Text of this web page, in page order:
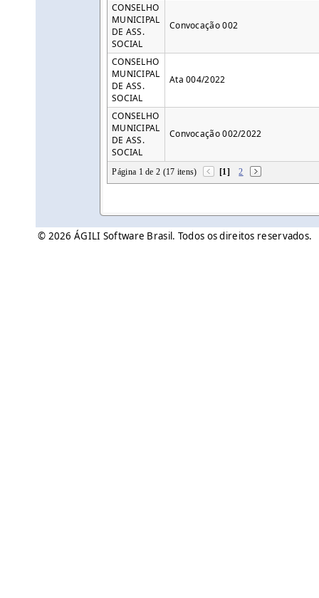
CONSELHO
MUNICIPAL
DE ASS.
SOCIAL
Convocação 002
CONSELHO
MUNICIPAL
DE ASS.
SOCIAL
Ata 004/2022
CONSELHO
MUNICIPAL
DE ASS.
SOCIAL
Convocação 002/2022
Página 1 de 2 (17 itens) [1] 2
© 2026 ÁGILI Software Brasil. Todos os direitos reservados.